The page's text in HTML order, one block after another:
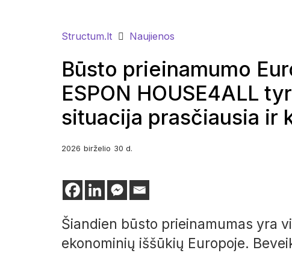
Structum.lt Naujienos
Būsto prieinamumo
ESPON HOUSE4ALL
situacija prasčiausia ir
2026 birželio 30 d.
Šiandien būsto prieinamumas yra
ekonominių iššūkių Europoje.